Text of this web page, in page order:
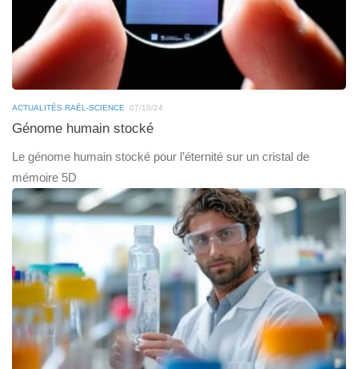
ACTUALITÉS RAËL-SCIENCE 07/10/24
Génome humain stocké
Le génome humain stocké pour l’éternité sur un cristal de
mémoire 5D